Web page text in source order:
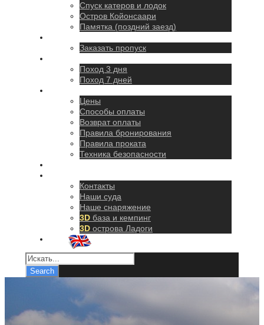
Спуск катеров и лодок
Остров Койонсаари
Памятка (поздний заезд)
Заказать пропуск
Поход 3 дня
Поход 7 дней
Цены
Способы оплаты
Возврат оплаты
Правила бронирования
Правила проката
Техника безопасности
Контакты
Наши суда
Наше снаряжение
3D база и кемпинг
3D острова Ладоги